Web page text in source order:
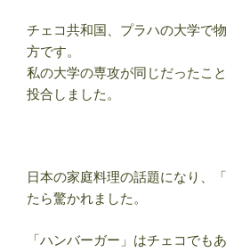
チェコ共和国、プラハの大学で
方です。
私の大学の専攻が同じだったこ
投合しました。
日本の家庭料理の話題になり、
たら驚かれました。
「ハンバーガー」はチェコでも